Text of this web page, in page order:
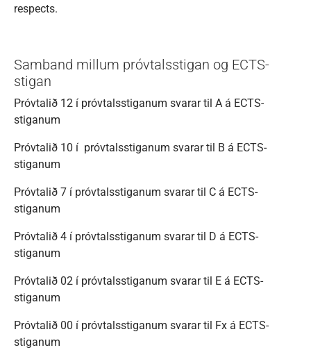
respects.
Samband millum próvtalsstigan og ECTS-
stigan
Próvtalið 12 í próvtalsstiganum svarar til A á ECTS-
stiganum
Próvtalið 10 í próvtalsstiganum svarar til B á ECTS-
stiganum
Próvtalið 7 í próvtalsstiganum svarar til C á ECTS-
stiganum
Próvtalið 4 í próvtalsstiganum svarar til D á ECTS-
stiganum
Próvtalið 02 í próvtalsstiganum svarar til E á ECTS-
stiganum
Próvtalið 00 í próvtalsstiganum svarar til Fx á ECTS-
stiganum